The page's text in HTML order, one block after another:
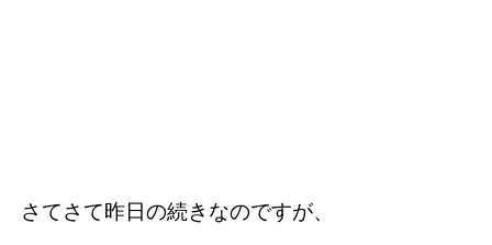
さてさて昨日の続きなのですが、